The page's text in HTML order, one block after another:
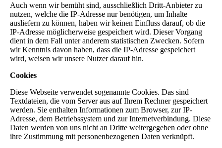
Auch wenn wir bemüht sind, ausschließlich Dritt-Anbieter zu
nutzen, welche die IP-Adresse nur benötigen, um Inhalte
ausliefern zu können, haben wir keinen Einfluss darauf, ob die
IP-Adresse möglicherweise gespeichert wird. Dieser Vorgang
dient in dem Fall unter anderem statistischen Zwecken. Sofern
wir Kenntnis davon haben, dass die IP-Adresse gespeichert
wird, weisen wir unsere Nutzer darauf hin.
Cookies
Diese Webseite verwendet sogenannte Cookies. Das sind
Textdateien, die vom Server aus auf Ihrem Rechner gespeichert
werden. Sie enthalten Informationen zum Browser, zur IP-
Adresse, dem Betriebssystem und zur Internetverbindung. Diese
Daten werden von uns nicht an Dritte weitergegeben oder ohne
ihre Zustimmung mit personenbezogenen Daten verknüpft.